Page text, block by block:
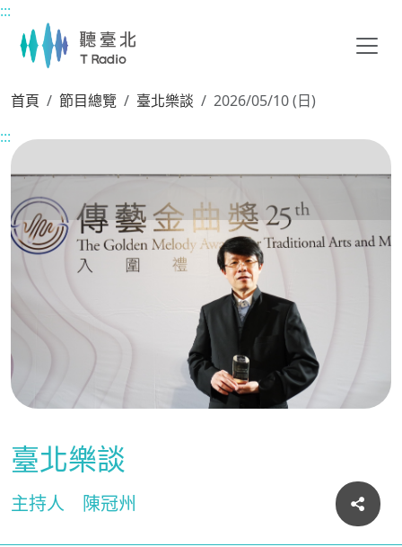
主要內容區塊
:::
首頁 節目總覽 臺北樂談
2026/05/10 (日)
:::
臺北樂談
主持人 陳冠州